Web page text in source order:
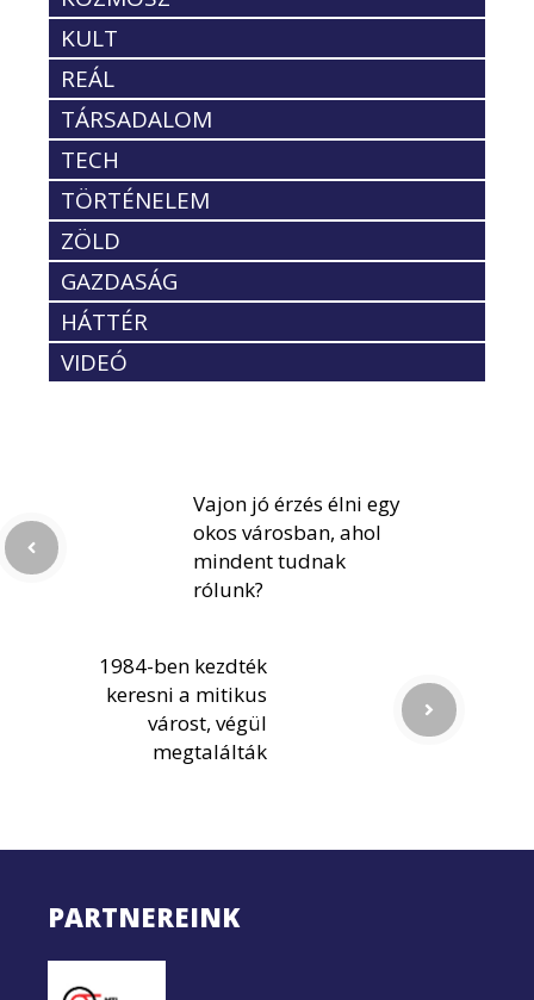
KULT
REÁL
TÁRSADALOM
TECH
TÖRTÉNELEM
ZÖLD
GAZDASÁG
HÁTTÉR
VIDEÓ
Vajon jó érzés élni egy
okos városban, ahol
mindent tudnak
rólunk?
1984-ben kezdték
keresni a mitikus
várost, végül
megtalálták
PARTNEREINK